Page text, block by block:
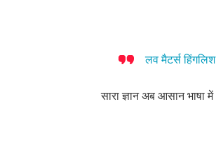
लव मैटर्स हिंगलिश
सारा ज्ञान अब आसान भाषा में